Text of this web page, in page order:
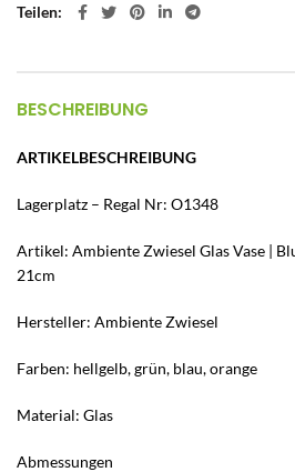
Teilen
BESCHREIBUNG
ARTIKELBESCHREIBUNG
Lagerplatz – Regal Nr: O1348
Artikel: Ambiente Zwiesel Glas Vase |
21cm
Hersteller: Ambiente Zwiesel
Farben: hellgelb, grün, blau, orange
Material: Glas
Abmessungen